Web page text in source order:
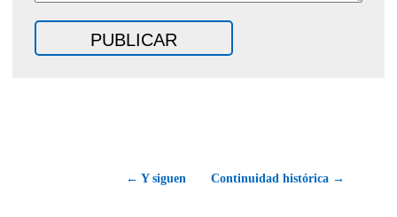
← Y siguen Continuidad histórica →